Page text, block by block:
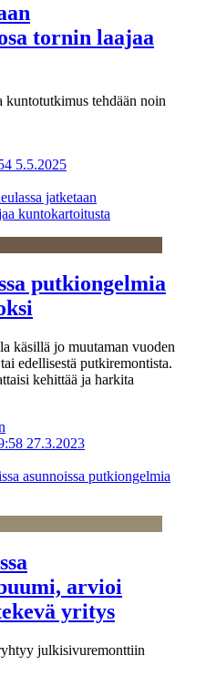
tornin laajaa
tehdään noin
5.5.2025
jatketaan
kuntokartoitusta
putkiongelmia
käsillä jo muutaman vuoden
edellisestä putkiremontista.
kehittää ja harkita
27.3.2023
asunnoissa putkiongelmia
arvioi
yritys
julkisivuremonttiin